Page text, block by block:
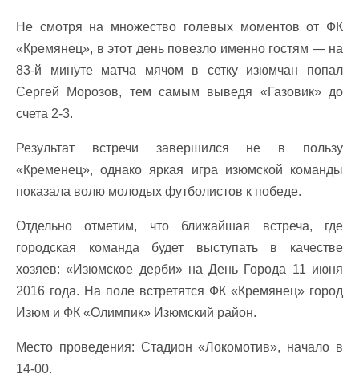
Не смотря на множество голевых моментов от ФК
«Кремянец», в этот день повезло именно гостям — на
83-й минуте матча мячом в сетку изюмчан попал
Сергей Морозов, тем самым выведя «Газовик» до
счета 2-3.
Результат встречи завершился не в пользу
«Кременец», однако яркая игра изюмской команды
показала волю молодых футболистов к победе.
Отдельно отметим, что ближайшая встреча, где
городская команда будет выступать в качестве
хозяев: «Изюмское дерби» на День Города 11 июня
2016 года. На поле встретятся ФК «Кремянец» город
Изюм и ФК «Олимпик» Изюмский район.
Место проведения: Стадион «Локомотив», начало в
14-00.